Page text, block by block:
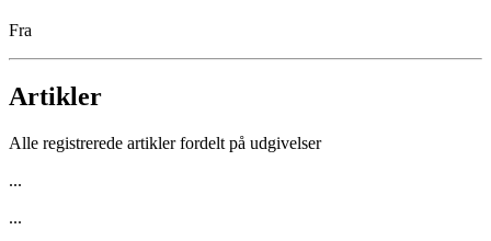
Fra
Artikler
Alle registrerede artikler fordelt på udgivelser
...
...